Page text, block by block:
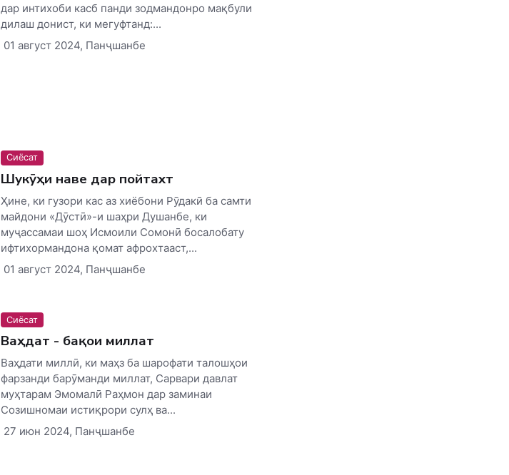
дар интихоби касб панди зодмандонро мақбули
дилаш донист, ки мегуфтанд:...
01 август 2024, Панҷшанбе
Сиёсат
Шукӯҳи наве дар пойтахт
Ҳине, ки гузори кас аз хиёбони Рӯдакӣ ба самти
майдони «Дӯстӣ»-и шаҳри Душанбе, ки
муҷассамаи шоҳ Исмоили Сомонӣ босалобату
ифтихормандона қомат афрохтааст,...
01 август 2024, Панҷшанбе
Сиёсат
Ваҳдат - бақои миллат
Ваҳдати миллӣ, ки маҳз ба шарофати талошҳои
фарзанди барӯманди миллат, Сарвари давлат
муҳтарам Эмомалӣ Раҳмон дар заминаи
Созишномаи истиқрори сулҳ ва...
27 июн 2024, Панҷшанбе